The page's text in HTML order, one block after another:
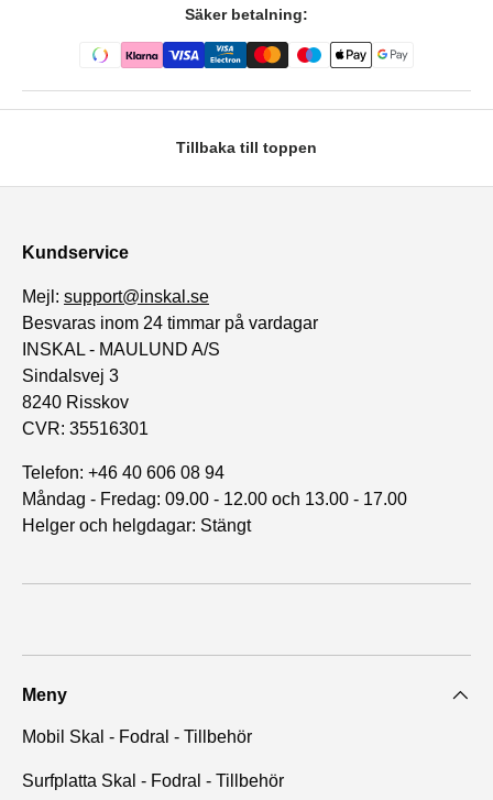
Säker betalning:
Tillbaka till toppen
Kundservice
Mejl: support@inskal.se
Besvaras inom 24 timmar på vardagar
INSKAL - MAULUND A/S
Sindalsvej 3
8240 Risskov
CVR: 35516301
Telefon: +46 40 606 08 94
Måndag - Fredag: 09.00 - 12.00 och 13.00 - 17.00
Helger och helgdagar: Stängt
Meny
Mobil Skal - Fodral - Tillbehör
Surfplatta Skal - Fodral - Tillbehör